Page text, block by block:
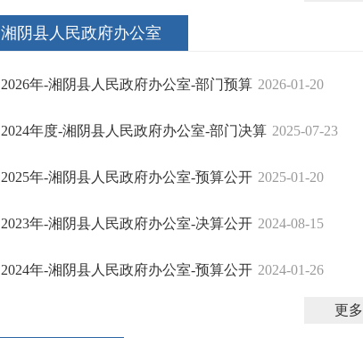
湘阴县人民政府办公室
2026年-湘阴县人民政府办公室-部门预算 2026-01-20
2024年度-湘阴县人民政府办公室-部门决算 2025-07-23
2025年-湘阴县人民政府办公室-预算公开 2025-01-20
2023年-湘阴县人民政府办公室-决算公开 2024-08-15
2024年-湘阴县人民政府办公室-预算公开 2024-01-26
更多